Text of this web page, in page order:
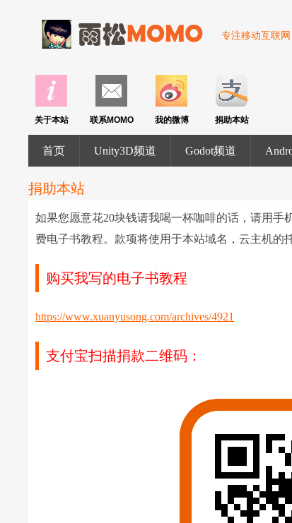
专注移动互联
关于本站 联系MOMO 我的微博 捐助本站
首页 Unity3D频道 Godot频道
捐助本站
如果您愿意花20块钱请我喝一杯咖啡的话，请用
费电子书教程。款项将使用于本站域名，云主机的
购买我写的电子书教程
https://www.xuanyusong.com/archives/4921
支付宝扫描捐款二维码：